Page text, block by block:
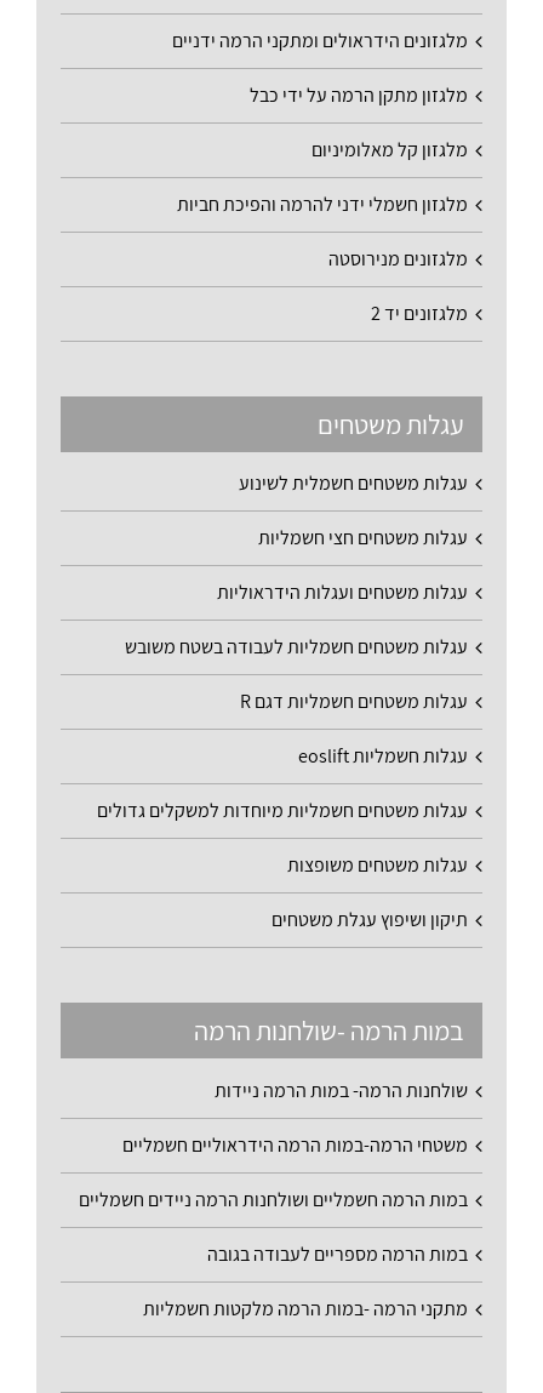
מלגזונים הידראולים ומתקני הרמה ידניים
מלגזון מתקן הרמה על ידי כבל
מלגזון קל מאלומיניום
מלגזון חשמלי ידני להרמה והפיכת חביות
מלגזונים מנירוסטה
מלגזונים יד 2
עגלות משטחים
עגלות משטחים חשמלית לשינוע
עגלות משטחים חצי חשמליות
עגלות משטחים ועגלות הידראוליות
עגלות משטחים חשמליות לעבודה בשטח משובש
עגלות משטחים חשמליות דגם R
עגלות חשמליות eoslift
עגלות משטחים חשמליות מיוחדות למשקלים גדולים
עגלות משטחים משופצות
תיקון ושיפוץ עגלת משטחים
במות הרמה -שולחנות הרמה
שולחנות הרמה- במות הרמה ניידות
משטחי הרמה-במות הרמה הידראוליים חשמליים
במות הרמה חשמליים ושולחנות הרמה ניידים חשמליים
במות הרמה מספריים לעבודה בגובה
מתקני הרמה -במות הרמה מלקטות חשמליות